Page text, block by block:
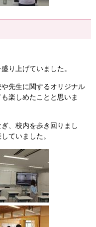
り上げていました。
先生に関するオリジナル
楽しめたことと思いま
、校内を歩き回りまし
ていました。